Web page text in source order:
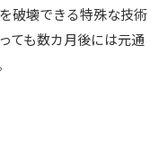
破壊できる特殊な技術
ても数カ月後には元通